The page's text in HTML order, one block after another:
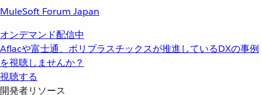
MuleSoft Forum Japan
オンデマンド配信中
Aflacや富士通、ポリプラスチックスが推進しているDXの事例
を視聴しませんか？
視聴する
開発者リソース